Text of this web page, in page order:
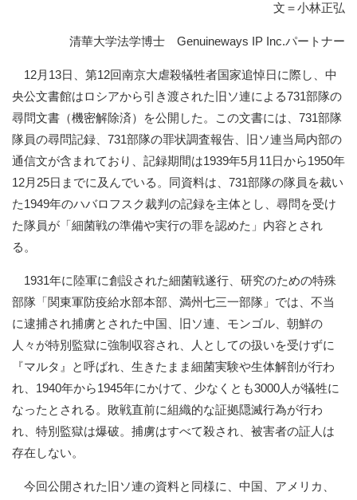
文＝小林正弘
清華大学法学博士 Genuineways IP Inc.パートナー
12月13日、第12回南京大虐殺犠牲者国家追悼日に際し、中
央公文書館はロシアから引き渡された旧ソ連による731部隊の
尋問文書（機密解除済）を公開した。この文書には、731部隊
隊員の尋問記録、731部隊の罪状調査報告、旧ソ連当局内部の
通信文が含まれており、記録期間は1939年5月11日から1950年
12月25日までに及んでいる。同資料は、731部隊の隊員を裁い
た1949年のハバロフスク裁判の記録を主体とし、尋問を受け
た隊員が「細菌戦の準備や実行の罪を認めた」内容とされ
る。
1931年に陸軍に創設された細菌戦遂行、研究のための特殊
部隊「関東軍防疫給水部本部、満州七三一部隊」では、不当
に逮捕され捕虜とされた中国、旧ソ連、モンゴル、朝鮮の
人々が特別監獄に強制収容され、人としての扱いを受けずに
『マルタ』と呼ばれ、生きたまま細菌実験や生体解剖が行わ
れ、1940年から1945年にかけて、少なくとも3000人が犠牲に
なったとされる。敗戦直前に組織的な証拠隠滅行為が行わ
れ、特別監獄は爆破。捕虜はすべて殺され、被害者の証人は
存在しない。
今回公開された旧ソ連の資料と同様に、中国、アメリカ、